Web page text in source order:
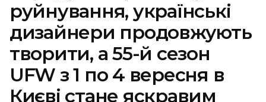
руйнування, українські
дизайнери продовжують
творити, а 55-й сезон
UFW з 1 по 4 вересня в
Києві стане яскравим